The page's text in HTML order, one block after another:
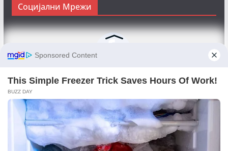
Социјални Мрежи
Следете нè на Фејсбук за да сте во тек со најновите